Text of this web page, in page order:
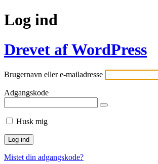
Log ind
Drevet af WordPress
Brugernavn eller e-mailadresse
Adgangskode
Husk mig
Mistet din adgangskode?